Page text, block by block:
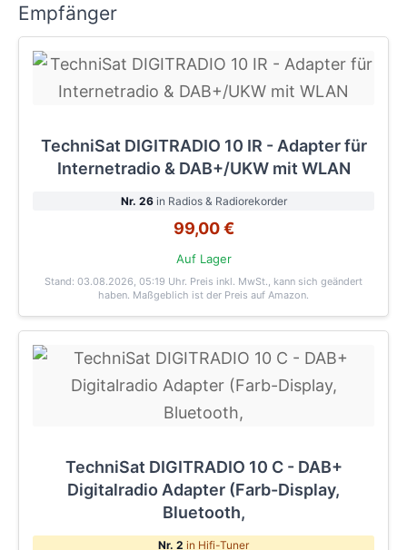
Empfänger
TechniSat DIGITRADIO 10 IR - Adapter für
Internetradio & DAB+/UKW mit WLAN
Nr. 26in Radios & Radiorekorder
99,00 €
Auf Lager
Stand: 03.08.2026, 05:19 Uhr. Preis inkl. MwSt., kann sich geändert
haben. Maßgeblich ist der Preis auf Amazon.
TechniSat DIGITRADIO 10 C - DAB+
Digitalradio Adapter (Farb-Display,
Bluetooth,
Nr. 2 in Hifi-Tuner